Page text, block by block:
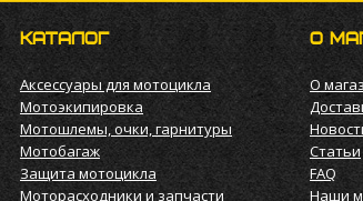
КАТАЛОГ
Аксессуары для мотоцикла
Мотоэкипировка
Мотошлемы, очки, гарнитуры
Мотобагаж
Защита мотоцикла
Моторасходники и запчасти
О
О
Статьи
FAQ
Наши